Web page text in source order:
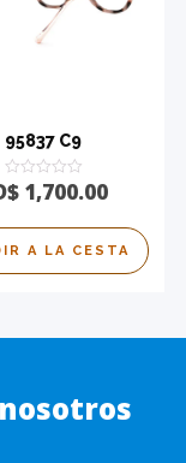
95837 C9
Calificado
0
5
1,700.00
A LA CESTA